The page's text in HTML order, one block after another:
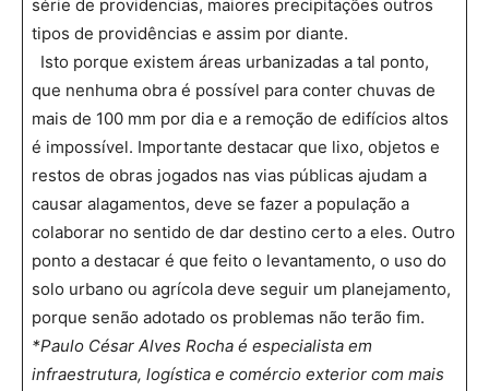
série de providencias, maiores precipitações outros
tipos de providências e assim por diante.
Isto porque existem áreas urbanizadas a tal ponto,
que nenhuma obra é possível para conter chuvas de
mais de 100 mm por dia e a remoção de edifícios altos
é impossível. Importante destacar que lixo, objetos e
restos de obras jogados nas vias públicas ajudam a
causar alagamentos, deve se fazer a população a
colaborar no sentido de dar destino certo a eles. Outro
ponto a destacar é que feito o levantamento, o uso do
solo urbano ou agrícola deve seguir um planejamento,
porque senão adotado os problemas não terão fim.
*Paulo César Alves Rocha é especialista em
infraestrutura, logística e comércio exterior com mais